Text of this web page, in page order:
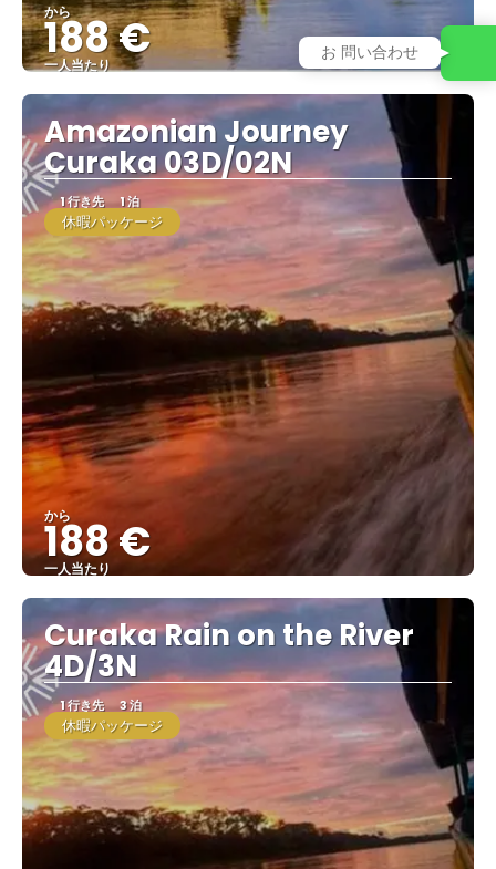
から
188 €
一人当たり
見る
Amazonian Journey
Curaka 03D/02N
1 行き先 1 泊
休暇パッケージ
から
188 €
一人当たり
見る
Curaka Rain on the River
4D/3N
1 行き先 3 泊
休暇パッケージ
お 問い合わせ